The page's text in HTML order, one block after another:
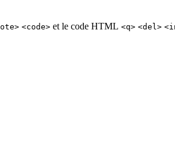
<code> et le code HTML <q> <del>